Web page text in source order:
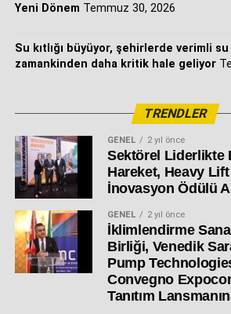
Yeni Dönem Temmuz 30, 2026
Su kıtlığı büyüyor, şehirlerde verimli
zamankinden daha kritik hale geliyor
TRENDLER
GENEL 2 yıl önce
Sektörel Liderlikte
Hareket, Heavy Lift
İnovasyon Ödülü
GENEL 2 yıl önce
İklimlendirme
Birliği, Venedik
Pump
Convegno
Tanıtım